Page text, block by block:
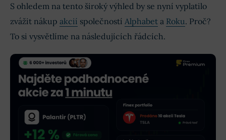
S ohledem na tento široký výhled by se nyní vyplatilo
zvážit nákup akcií společností Alphabet a Roku. Proč?
To si vysvětlíme na následujících řádcích.